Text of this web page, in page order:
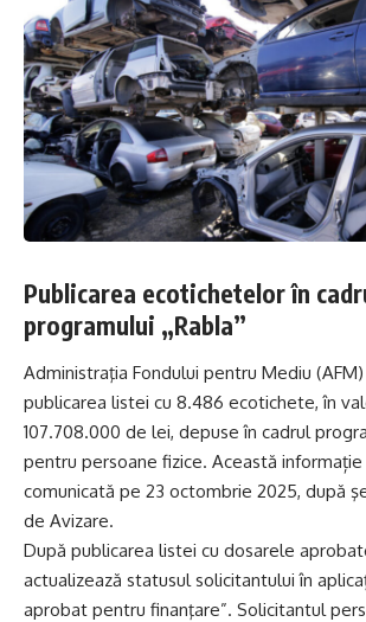
Publicarea ecotichetelor în
programului „Rabla”
Administraţia Fondului pentru Mediu
publicarea listei cu 8.486 ecotichete, în
107.708.000 de lei, depuse în cadrul
pentru persoane fizice. Această
comunicată pe 23 octombrie 2025, după
de Avizare.
După publicarea listei cu dosarele
actualizează statusul solicitantului în
aprobat pentru finanţare”. Solicitantul